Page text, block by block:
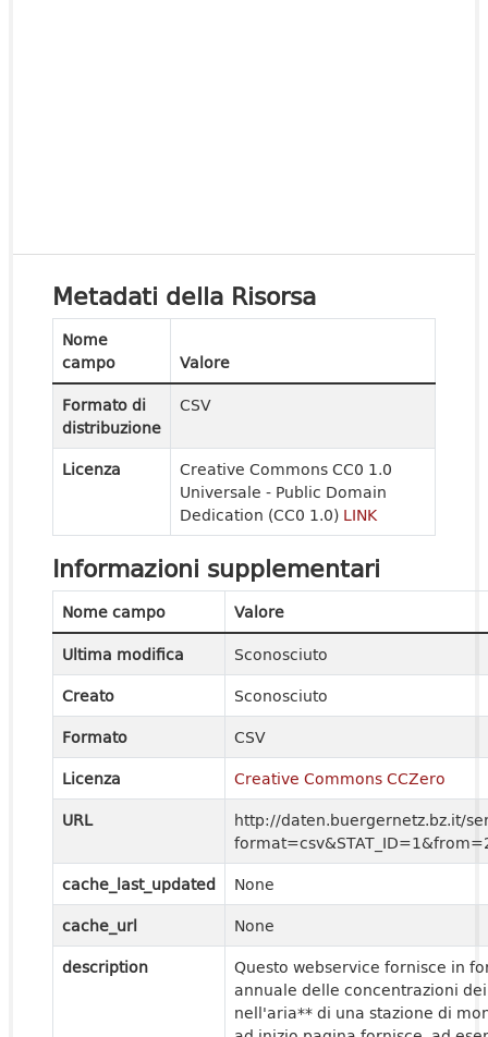
Metadati della Risorsa
Nome
campo
Valore
Formato di
distribuzione
CSV
Licenza
Creative Commons CC0 1.0
Universale - Public Domain
Dedication (CC0 1.0) LINK
Informazioni supplementari
Nome campo
Valore
Ultima modifica
Sconosciuto
Creato
Sconosciuto
Formato
CSV
Licenza
Creative Commons CCZero
URL
http://daten.buergernetz.bz.it/
cache_last_updated
None
cache_url
None
description
Questo webservice fornisce in
annuale delle concentrazioni
nell'aria** di una stazione di